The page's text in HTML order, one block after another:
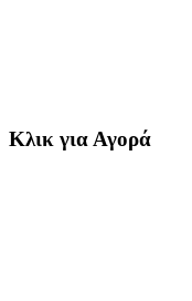
Κλικ για Αγορά